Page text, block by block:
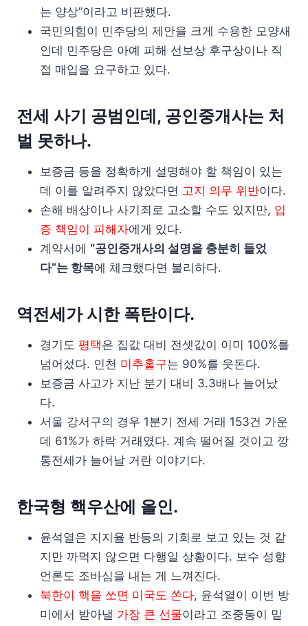
는 양상”이라고 비판했다.
국민의힘이 민주당의 제안을 크게 수용한 모양새
인데 민주당은 아예 피해 선보상 후구상이나 직
접 매입을 요구하고 있다.
전세 사기 공범인데, 공인중개사는 처
벌 못하나.
보증금 등을 정확하게 설명해야 할 책임이 있는
데 이를 알려주지 않았다면 고지 의무 위반이다.
손해 배상이나 사기죄로 고소할 수도 있지만, 입
증 책임이 피해자에게 있다.
계약서에 “공인중개사의 설명을 충분히 들었
다”는 항목에 체크했다면 불리하다.
역전세가 시한 폭탄이다.
경기도 평택은 집값 대비 전셋값이 이미 100%를
넘어섰다. 인천 미추홀구는 90%를 웃돈다.
보증금 사고가 지난 분기 대비 3.3배나 늘어났
다.
서울 강서구의 경우 1분기 전세 거래 153건 가운
데 61%가 하락 거래였다. 계속 떨어질 것이고 깡
통전세가 늘어날 거란 이야기다.
한국형 핵우산에 올인.
윤석열은 지지율 반등의 기회로 보고 있는 것 같
지만 까먹지 않으면 다행일 상황이다. 보수 성향
언론도 조바심을 내는 게 느껴진다.
북한이 핵을 쏘면 미국도 쏜다, 윤석열이 이번 방
미에서 받아낼 가장 큰 선물이라고 조중동이 밑